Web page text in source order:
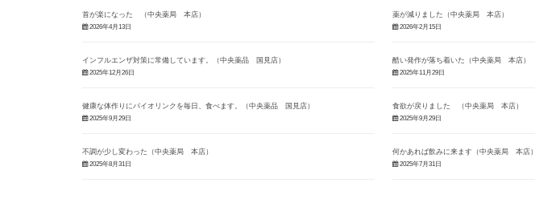
首が楽になった （中央薬局 本店）
2026年4月13日
薬が減りました（中央薬局 本店）
2026年2月15日
インフルエンザ対策に常備しています。（中央薬品 国見店）
2025年12月26日
酷い発作が落ち着いた（中央薬局 本店）
2025年11月29日
健康な体作りにバイオリンクを毎日、食べます。（中央薬品 国見店）
2025年9月29日
食欲が戻りました （中央薬局 本店）
2025年9月29日
不調が少し変わった（中央薬局 本店）
2025年8月31日
何かあれば飲みに来ます（中央薬局 本店）
2025年7月31日